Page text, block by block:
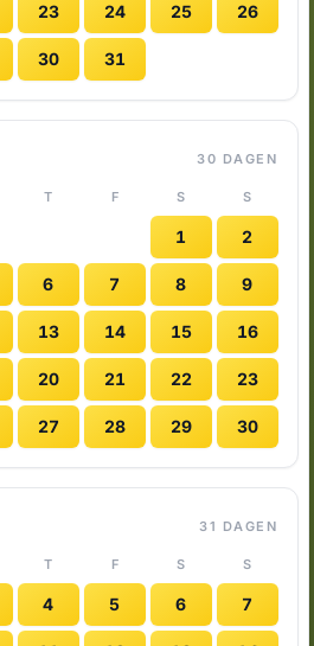
23 24 25 26
30 31
30 DAGEN
T F S S
1 2
6 7 8 9
13 14 15 16
20 21 22 23
27 28 29 30
31 DAGEN
T F S S
4 5 6 7